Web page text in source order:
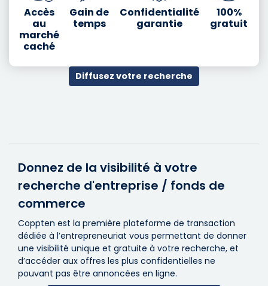
Accès
au
marché
caché
Gain de
temps
Confidentialité
garantie
100%
gratuit
Diffusez votre recherche
Donnez de la visibilité à votre
recherche d'entreprise / fonds de
commerce
Coppten est la première plateforme de transaction
dédiée à l’entrepreneuriat vous permettant de donner
une visibilité unique et gratuite à votre recherche, et
d’accéder aux offres les plus confidentielles ne
pouvant pas être annoncées en ligne.